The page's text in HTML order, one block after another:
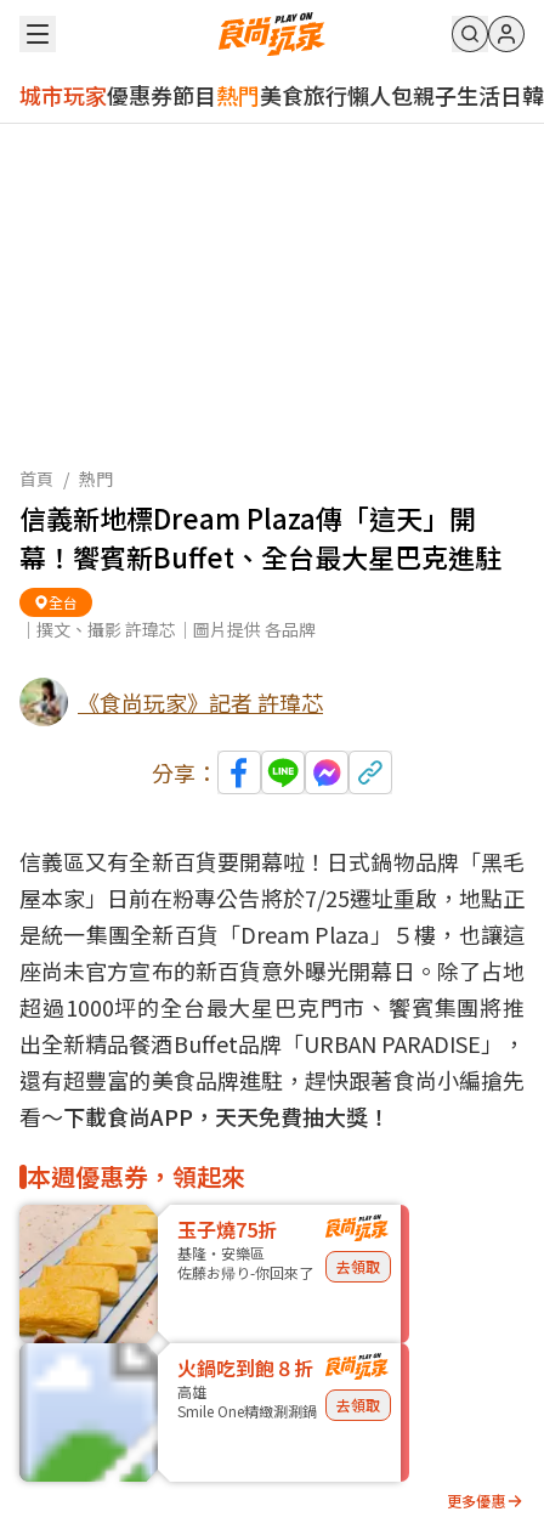
城市玩家優惠券節目熱門美食旅行懶人包親子生活日韓
首頁 / 熱門
信義新地標Dream Plaza傳「這天」開
幕！饗賓新Buffet、全台最大星巴克進駐
全台
｜撰文、攝影 許瑋芯｜圖片提供 各品牌
《食尚玩家》記者 許瑋芯
分享：
信義區又有全新百貨要開幕啦！日式鍋物品牌「黑毛
屋本家」日前在粉專公告將於7/25遷址重啟，地點正
是統一集團全新百貨「Dream Plaza」５樓，也讓這
座尚未官方宣布的新百貨意外曝光開幕日。除了占地
超過1000坪的全台最大星巴克門市、饗賓集團將推
出全新精品餐酒Buffet品牌「URBAN PARADISE」，
還有超豐富的美食品牌進駐，趕快跟著食尚小編搶先
看～下載食尚APP，天天免費抽大獎！
本週優惠券，領起來
玉子燒75折
基隆・安樂區
佐藤お帰り-你回來了
去領取
火鍋吃到飽８折
高雄
Smile One精緻涮涮鍋
去領取
更多優惠